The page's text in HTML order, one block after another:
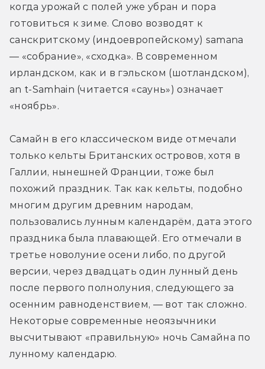
когда урожай с полей уже убран и пора
готовиться к зиме. Слово возводят к
санскритскому (индоевропейскому) samana
— «собрание», «сходка». В современном
ирландском, как и в гэльском (шотландском),
an t-Samhain (читается «саунь») означает
«ноябрь».
Самайн в его классическом виде отмечали
только кельты Британских островов, хотя в
Галлии, нынешней Франции, тоже был
похожий праздник. Так как кельты, подобно
многим другим древним народам,
пользовались лунным календарём, дата этого
праздника была плавающей. Его отмечали в
третье новолуние осени либо, по другой
версии, через двадцать один лунный день
после первого полнолуния, следующего за
осенним равноденствием, — вот так сложно.
Некоторые современные неоязычники
высчитывают «правильную» ночь Самайна по
лунному календарю.